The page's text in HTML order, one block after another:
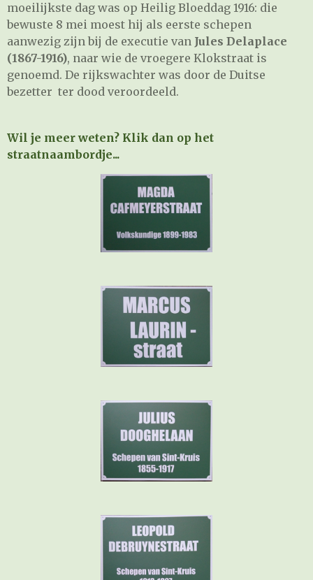
moeilijkste dag was op Heilig Bloeddag 1916: die
bewuste 8 mei moest hij als eerste schepen
aanwezig zijn bij de executie van Jules Delaplace
(1867-1916), naar wie de vroegere Klokstraat is
genoemd. De rijkswachter was door de Duitse
bezetter ter dood veroordeeld.
Wil je meer weten? Klik dan op het
straatnaambordje...